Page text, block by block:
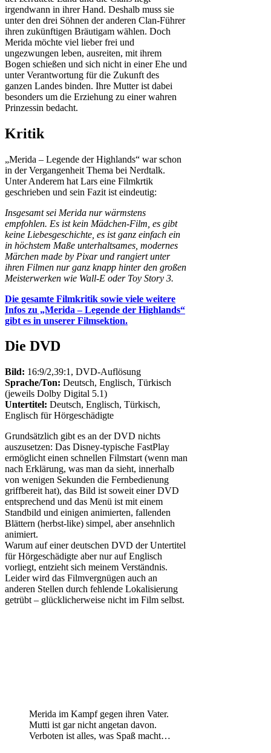
irgendwann in ihrer Hand. Deshalb muss sie
unter den drei Söhnen der anderen Clan-Führer
ihren zukünftigen Bräutigam wählen. Doch
Merida möchte viel lieber frei und
ungezwungen leben, ausreiten, mit ihrem
Bogen schießen und sich nicht in einer Ehe und
unter Verantwortung für die Zukunft des
ganzen Landes binden. Ihre Mutter ist dabei
besonders um die Erziehung zu einer wahren
Prinzessin bedacht.
Kritik
„Merida – Legende der Highlands“ war schon
in der Vergangenheit Thema bei Nerdtalk.
Unter Anderem hat Lars eine Filmkrtik
geschrieben und sein Fazit ist eindeutig:
Insgesamt sei Merida nur wärmstens
empfohlen. Es ist kein Mädchen-Film, es gibt
keine Liebesgeschichte, es ist ganz einfach ein
in höchstem Maße unterhaltsames, modernes
Märchen made by Pixar und rangiert unter
ihren Filmen nur ganz knapp hinter den großen
Meisterwerken wie Wall-E oder Toy Story 3.
Die gesamte Filmkritik sowie viele weitere
Infos zu „Merida – Legende der Highlands“
gibt es in unserer Filmsektion.
Die DVD
Bild: 16:9/2,39:1, DVD-Auflösung
Sprache/Ton: Deutsch, Englisch, Türkisch
(jeweils Dolby Digital 5.1)
Untertitel: Deutsch, Englisch, Türkisch,
Englisch für Hörgeschädigte
Grundsätzlich gibt es an der DVD nichts
auszusetzen: Das Disney-typische FastPlay
ermöglicht einen schnellen Filmstart (wenn man
nach Erklärung, was man da sieht, innerhalb
von wenigen Sekunden die Fernbedienung
griffbereit hat), das Bild ist soweit einer DVD
entsprechend und das Menü ist mit einem
Standbild und einigen animierten, fallenden
Blättern (herbst-like) simpel, aber ansehnlich
animiert.
Warum auf einer deutschen DVD der Untertitel
für Hörgeschädigte aber nur auf Englisch
vorliegt, entzieht sich meinem Verständnis.
Leider wird das Filmvergnügen auch an
anderen Stellen durch fehlende Lokalisierung
getrübt – glücklicherweise nicht im Film selbst.
Merida im Kampf gegen ihren Vater.
Mutti ist gar nicht angetan davon.
Verboten ist alles, was Spaß macht…